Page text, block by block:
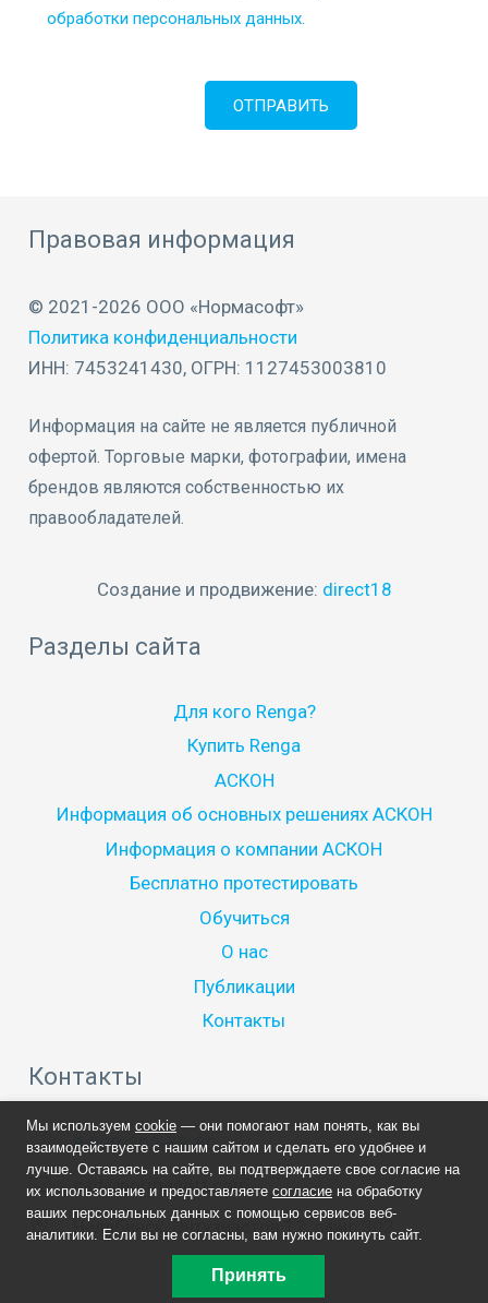
обработки персональных данных.
Правовая информация
© 2021-2026 ООО «Нормасофт»
Политика конфиденциальности
ИНН: 7453241430, ОГРН: 1127453003810
Информация на сайте не является публичной
офертой. Торговые марки, фотографии, имена
брендов являются собственностью их
правообладателей.
Создание и продвижение: direct18
Разделы сайта
Для кого Renga?
Купить Renga
АСКОН
Информация об основных решениях АСКОН
Информация о компании АСКОН
Бесплатно протестировать
Обучиться
О нас
Публикации
Контакты
Контакты
8 800-302-53-50
cad@normasoft.com
Челябинск, Энтузиастов 12, офис 302
Мы используем cookie — они помогают нам понять, как вы
взаимодействуете с нашим сайтом и сделать его удобнее и
лучше. Оставаясь на сайте, вы подтверждаете свое согласие на
их использование и предоставляете согласие на обработку
ваших персональных данных с помощью сервисов веб-
аналитики. Если вы не согласны, вам нужно покинуть сайт.
Принять